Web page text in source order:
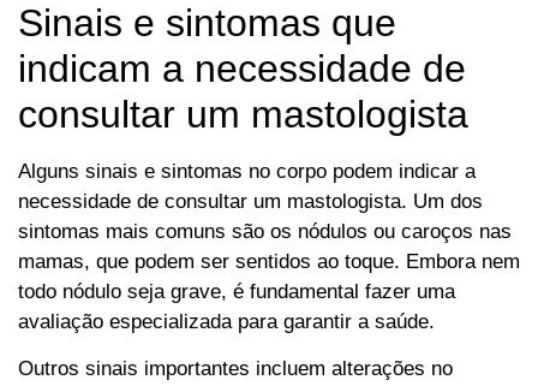
Sinais e sintomas que
indicam a necessidade de
consultar um mastologista
Alguns sinais e sintomas no corpo podem indicar a
necessidade de consultar um mastologista. Um dos
sintomas mais comuns são os nódulos ou caroços nas
mamas, que podem ser sentidos ao toque. Embora nem
todo nódulo seja grave, é fundamental fazer uma
avaliação especializada para garantir a saúde.
Outros sinais importantes incluem alterações no